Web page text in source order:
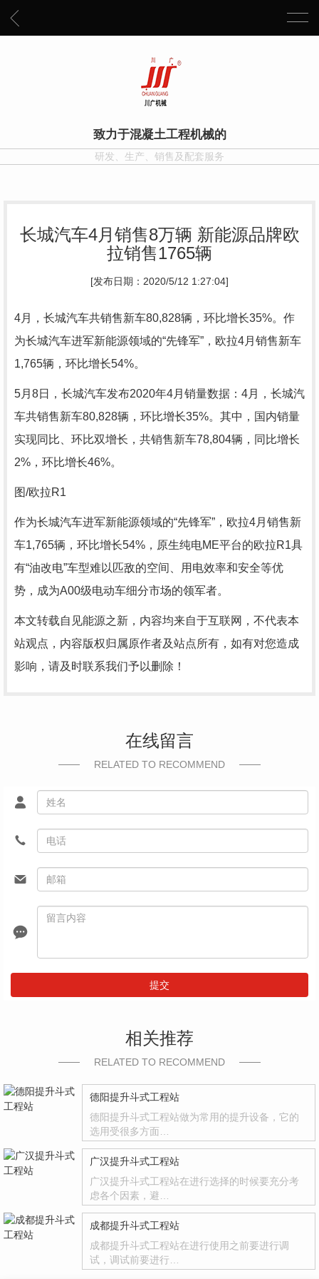
致力于混凝土工程机械的
研发、生产、销售及配套服务
长城汽车4月销售8万辆 新能源品牌欧
拉销售1765辆
[发布日期：2020/5/12 1:27:04]
4月，长城汽车共销售新车80,828辆，环比增长35%。作
为长城汽车进军新能源领域的“先锋军”，欧拉4月销售新车
1,765辆，环比增长54%。
5月8日，长城汽车发布2020年4月销量数据：4月，长城汽
车共销售新车80,828辆，环比增长35%。其中，国内销量
实现同比、环比双增长，共销售新车78,804辆，同比增长
2%，环比增长46%。
图/欧拉R1
作为长城汽车进军新能源领域的“先锋军”，欧拉4月销售新
车1,765辆，环比增长54%，原生纯电ME平台的欧拉R1具
有“油改电”车型难以匹敌的空间、用电效率和安全等优
势，成为A00级电动车细分市场的领军者。
本文转载自见能源之新，内容均来自于互联网，不代表本
站观点，内容版权归属原作者及站点所有，如有对您造成
影响，请及时联系我们予以删除！
在线留言
RELATED TO RECOMMEND
提交
相关推荐
RELATED TO RECOMMEND
德阳提升斗式工程站
德阳提升斗式工程站做为常用的提升设备，它的
选用受很多方面…
广汉提升斗式工程站
广汉提升斗式工程站在进行选择的时候要充分考
虑各个因素，避…
成都提升斗式工程站
成都提升斗式工程站在进行使用之前要进行调
试，调试前要进行…